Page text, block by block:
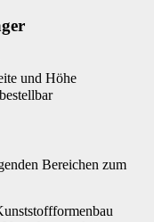
und Höhe
Bereichen zum